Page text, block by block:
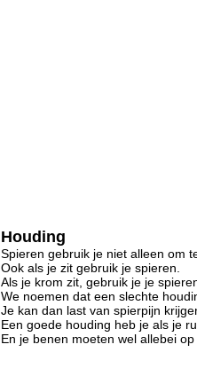
Houding
Spieren gebruik je niet alleen om
Ook als je zit gebruik je spieren.
Als je krom zit, gebruik je je
We noemen dat een slechte
Je kan dan last van spierpijn
Een goede houding heb je als je
En je benen moeten wel allebei